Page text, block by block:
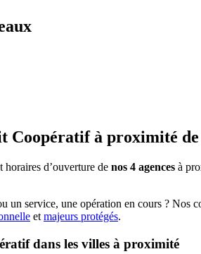
Coopératifà proximité de
horaires d’ouverture de nos 4 agences à
un service, une opération en cours ? Nos
et majeurs protégés.
dans les villes à proximité